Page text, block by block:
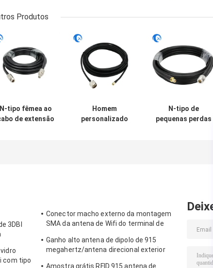
Produtos
N-tipo fêmea ao
de extensão
3G/4G/5G/LTE
Homem
personalizado
N-tipo de
pequenas perdas
3DBI
com tipo
Conector macho externo da montagem
SMA da antena de Wifi do terminal de
Ganho alto antena de dipolo de 915
megahertz/antena direcional exterior
Amostra grátis RFID 915 antena de